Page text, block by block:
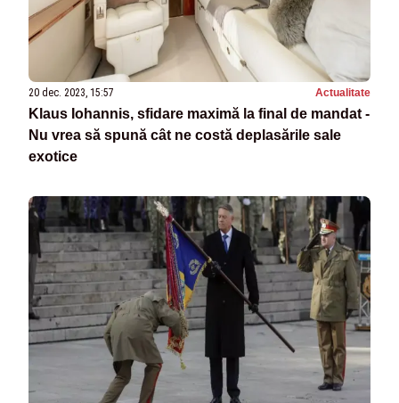
20 dec. 2023, 15:57 Actualitate
Klaus Iohannis, sfidare maximă la final de mandat -
Nu vrea să spună cât ne costă deplasările sale
exotice